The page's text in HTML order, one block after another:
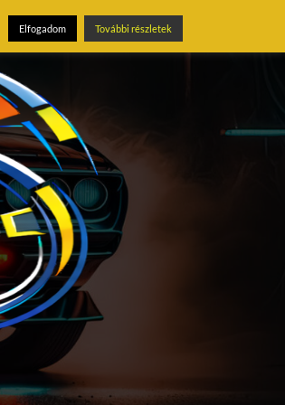
Elfogadom További részletek